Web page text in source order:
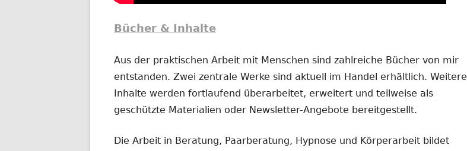
Bücher & Inhalte
Aus der praktischen Arbeit mit Menschen sind zahlreiche Bücher von mir
entstanden. Zwei zentrale Werke sind aktuell im Handel erhältlich. Weitere
Inhalte werden fortlaufend überarbeitet, erweitert und teilweise als
geschützte Materialien oder Newsletter-Angebote bereitgestellt.
Die Arbeit in Beratung, Paarberatung, Hypnose und Körperarbeit bildet